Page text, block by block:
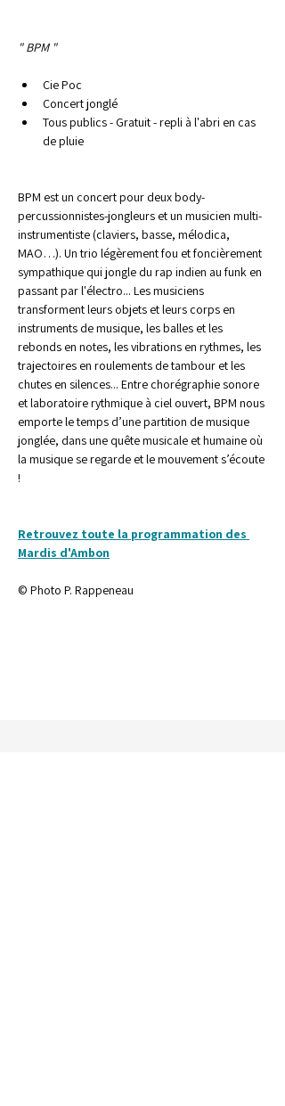
" BPM "
Cie Poc
Concert jonglé
Tous publics - Gratuit - repli à l'abri en cas
de pluie
BPM est un concert pour deux body-
percussionnistes-jongleurs et un musicien multi-
instrumentiste (claviers, basse, mélodica,
MAO…). Un trio légèrement fou et foncièrement
sympathique qui jongle du rap indien au funk en
passant par l'électro... Les musiciens
transforment leurs objets et leurs corps en
instruments de musique, les balles et les
rebonds en notes, les vibrations en rythmes, les
trajectoires en roulements de tambour et les
chutes en silences... Entre chorégraphie sonore
et laboratoire rythmique à ciel ouvert, BPM nous
emporte le temps d’une partition de musique
jonglée, dans une quête musicale et humaine où
la musique se regarde et le mouvement s’écoute
!
Retrouvez toute la programmation des
Mardis d'Ambon
© Photo P. Rappeneau